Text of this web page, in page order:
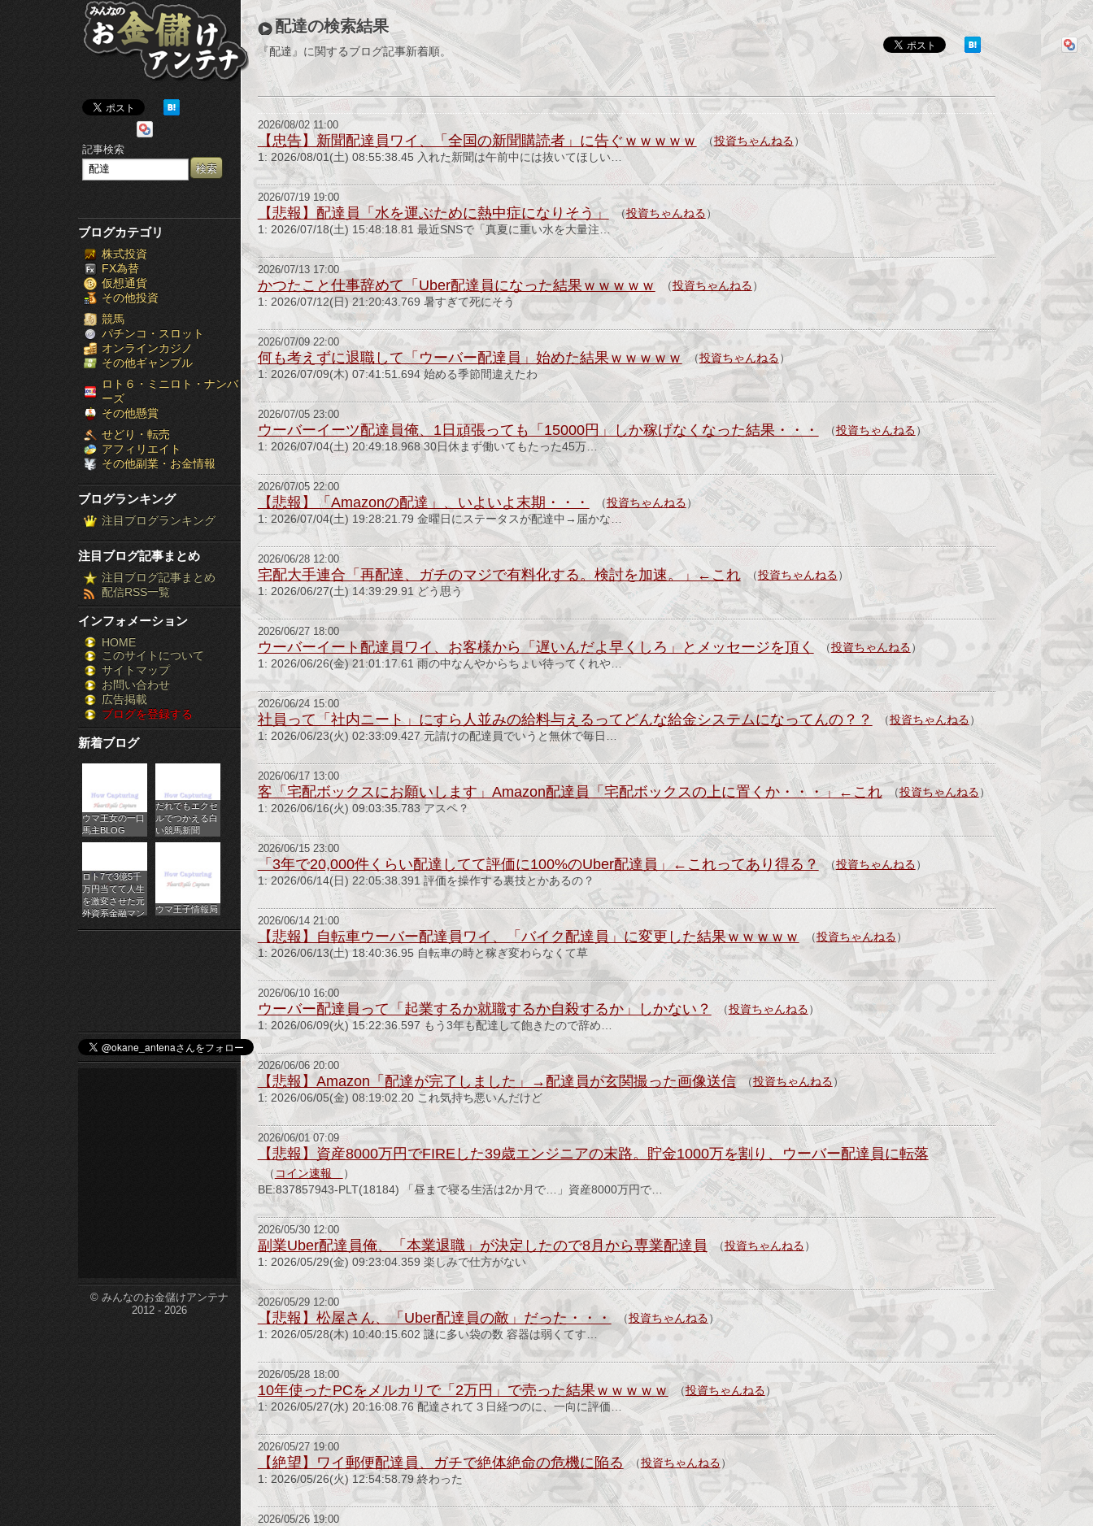
み
ん
な
の
お
金
儲
け
ア
ン
テ
ナ
［ブ
ロ
グ
ラ
ン
キ
ン
グ］-
株
FX
競
馬
パ
チ
ス
ロ
オ
ン
ラ
イ
ン
カ
ジ
ノ
etc-
記事検索
ブログカテゴリ
株式投資
FX為替
仮想通貨
その他投資
競馬
パチンコ・スロット
オンラインカジノ
その他ギャンブル
ロト６・ミニロト・ナンバ
ーズ
その他懸賞
せどり・転売
アフィリエイト
その他副業・お金情報
ブログランキング
注目ブログランキング
注目ブログ記事まとめ
注目ブログ記事まとめ
配信RSS一覧
インフォメーション
HOME
このサイトについて
サイトマップ
お問い合わせ
広告掲載
ブログを登録する
新着ブログ
ウマ王女の一口
馬主BLOG
だれでもエクセ
ルでつかえる白
い競馬新聞
ロト7で3億5千
万円当てて人生
を激変させた元
外資系金融マン
ウマ王子情報局
© みんなのお金儲けアンテナ
2012 - 2026
配達の検索結果
『配達』に関するブログ記事新着順。
2026/08/02 11:00
【忠告】新聞配達員ワイ、「全国の新聞購読者」に告ぐｗｗｗｗｗ （投資ちゃんねる）
1: 2026/08/01(土) 08:55:38.45 入れた新聞は午前中には抜いてほしい…
2026/07/19 19:00
【悲報】配達員「水を運ぶために熱中症になりそう」 （投資ちゃんねる）
1: 2026/07/18(土) 15:48:18.81 最近SNSで「真夏に重い水を大量注…
2026/07/13 17:00
かつたこと仕事辞めて「Uber配達員になった結果ｗｗｗｗｗ （投資ちゃんねる）
1: 2026/07/12(日) 21:20:43.769 暑すぎて死にそう
2026/07/09 22:00
何も考えずに退職して「ウーバー配達員」始めた結果ｗｗｗｗｗ （投資ちゃんねる）
1: 2026/07/09(木) 07:41:51.694 始める季節間違えたわ
2026/07/05 23:00
ウーバーイーツ配達員俺、1日頑張っても「15000円」しか稼げなくなった結果・・・ （投資ちゃんねる）
1: 2026/07/04(土) 20:49:18.968 30日休まず働いてもたった45万…
2026/07/05 22:00
【悲報】「Amazonの配達」、いよいよ末期・・・ （投資ちゃんねる）
1: 2026/07/04(土) 19:28:21.79 金曜日にステータスが配達中→届かな…
2026/06/28 12:00
宅配大手連合「再配達、ガチのマジで有料化する。検討を加速。」←これ （投資ちゃんねる）
1: 2026/06/27(土) 14:39:29.91 どう思う
2026/06/27 18:00
ウーバーイート配達員ワイ、お客様から「遅いんだよ早くしろ」とメッセージを頂く （投資ちゃんねる）
1: 2026/06/26(金) 21:01:17.61 雨の中なんやからちょい待ってくれや…
2026/06/24 15:00
社員って「社内ニート」にすら人並みの給料与えるってどんな給金システムになってんの？？ （投資ちゃんねる）
1: 2026/06/23(火) 02:33:09.427 元請けの配達員でいうと無休で毎日…
2026/06/17 13:00
客「宅配ボックスにお願いします」Amazon配達員「宅配ボックスの上に置くか・・・」←これ （投資ちゃんねる）
1: 2026/06/16(火) 09:03:35.783 アスペ？
2026/06/15 23:00
「3年で20,000件くらい配達してて評価に100%のUber配達員」←これってあり得る？ （投資ちゃんねる）
1: 2026/06/14(日) 22:05:38.391 評価を操作する裏技とかあるの？
2026/06/14 21:00
【悲報】自転車ウーバー配達員ワイ、「バイク配達員」に変更した結果ｗｗｗｗｗ （投資ちゃんねる ）
1: 2026/06/13(土) 18:40:36.95 自転車の時と稼ぎ変わらなくて草
2026/06/10 16:00
ウーバー配達員って「起業するか就職するか自殺するか」しかない？ （投資ちゃんねる）
1: 2026/06/09(火) 15:22:36.597 もう3年も配達して飽きたので辞め…
2026/06/06 20:00
【悲報】Amazon「配達が完了しました」→配達員が玄関撮った画像送信 （投資ちゃんねる）
1: 2026/06/05(金) 08:19:02.20 これ気持ち悪いんだけど
2026/06/01 07:09
【悲報】資産8000万円でFIREした39歳エンジニアの末路。貯金1000万を割り、ウーバー配達員に転落
（ コイン速報
）
BE:837857943-PLT(18184) 「昼まで寝る生活は2か月で…」資産8000万円で…
2026/05/30 12:00
副業Uber配達員俺、「本業退職」が決定したので8月から専業配達員 （投資ちゃんねる）
1: 2026/05/29(金) 09:23:04.359 楽しみで仕方がない
2026/05/29 12:00
【悲報】松屋さん、「Uber配達員の敵」だった・・・ （投資ちゃんねる）
1: 2026/05/28(木) 10:40:15.602 謎に多い袋の数 容器は弱くてす…
2026/05/28 18:00
10年使ったPCをメルカリで「2万円」で売った結果ｗｗｗｗｗ （投資ちゃんねる ）
1: 2026/05/27(水) 20:16:08.76 配達されて３日経つのに、一向に評価…
2026/05/27 19:00
【絶望】ワイ郵便配達員、ガチで絶体絶命の危機に陥る （投資ちゃんねる ）
1: 2026/05/26(火) 12:54:58.79 終わった
2026/05/26 19:00